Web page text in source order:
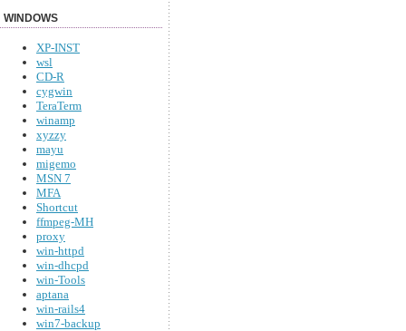
WINDOWS
XP-INST
wsl
CD-R
cygwin
TeraTerm
winamp
xyzzy
mayu
migemo
MSN 7
MFA
Shortcut
ffmpeg-MH
proxy
win-httpd
win-dhcpd
win-Tools
aptana
win-rails4
win7-backup